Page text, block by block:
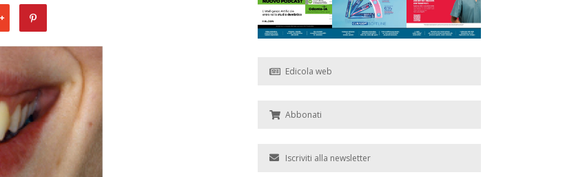
Edicola web
Abbonati
Iscriviti alla newsletter